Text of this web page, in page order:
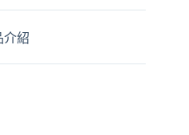
介紹